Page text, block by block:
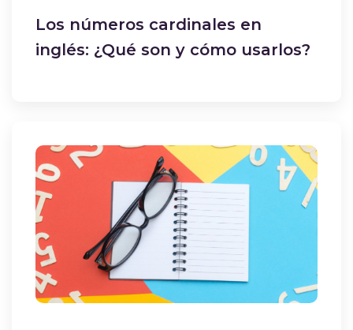
Los números cardinales en
inglés: ¿Qué son y cómo usarlos?